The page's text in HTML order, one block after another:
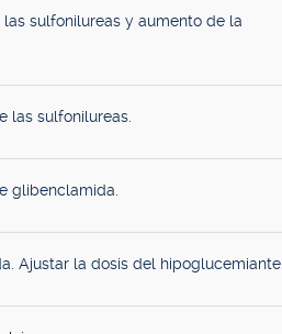
sulfonilureas y aumento de la
las sulfonilureas.
glibenclamida.
Ajustar la dosis del hipoglucemiante.